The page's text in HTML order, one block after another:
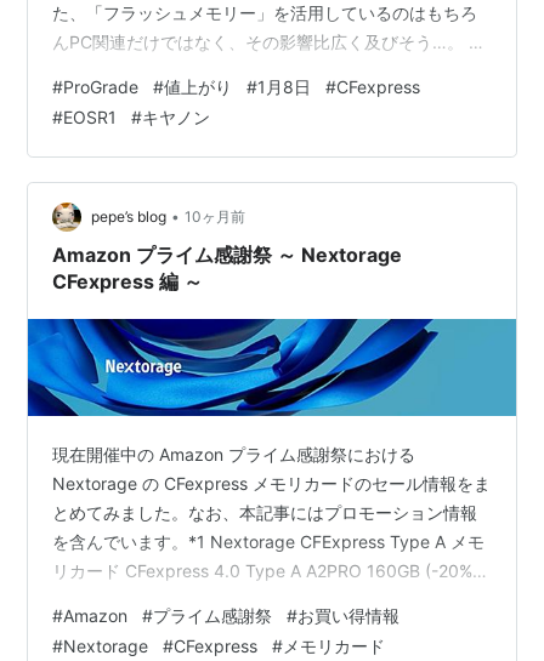
た、「フラッシュメモリー」を活用しているのはもちろ
んPC関連だけではなく、その影響比広く及びそう…。 と
ProGrade Digital製品の価格が「1月8日」から大幅に値上
がりすることになりました。 値上がり率も半端ありませ
ん！ リンク 新年早々、値上がりの波がやってきた！ 必
要だったら即購入すべし！ 記事によると、 ProGrade
Digital Inc.は、AIイン…
#ProGrade #値上がり #1月8日 #CFexpress
#EOSR1 #キヤノン
pepe’s blog • 10ヶ月前
Amazon プライム感謝祭 ～ Nextorage
CFexpress 編 ～
現在開催中の Amazon プライム感謝祭における
Nextorage の CFexpress メモリカードのセール情報をま
とめてみました。なお、本記事にはプロモーション情報
を含んでいます。*1 Nextorage CFExpress Type A メモ
リカード CFexpress 4.0 Type A A2PRO 160GB (-20%
(-6% ￥59,800 税込) CFexpress 4.0 Type A A2AE
#Amazon #プライム感謝祭 #お買い得情報
#Nextorage #CFexpress # メモリカード